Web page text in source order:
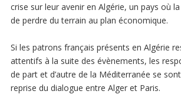
crise sur leur avenir en Algérie, un pays où
de perdre du terrain au plan économique.
Si les patrons français présents en Algérie
attentifs à la suite des évènements, les
de part et d’autre de la Méditerranée se
reprise du dialogue entre Alger et Paris.